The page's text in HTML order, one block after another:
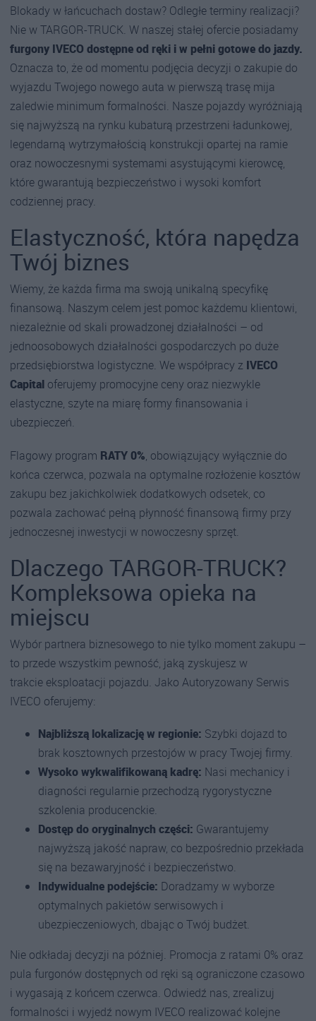
Blokady w łańcuchach dostaw? Odległe terminy realizacji?
Nie w TARGOR-TRUCK. W naszej stałej ofercie posiadamy
furgony IVECO dostępne od ręki i w pełni gotowe do jazdy.
Oznacza to, że od momentu podjęcia decyzji o zakupie do
wyjazdu Twojego nowego auta w pierwszą trasę mija
zaledwie minimum formalności. Nasze pojazdy wyróżniają
się najwyższą na rynku kubaturą przestrzeni ładunkowej,
legendarną wytrzymałością konstrukcji opartej na ramie
oraz nowoczesnymi systemami asystującymi kierowcę,
które gwarantują bezpieczeństwo i wysoki komfort
codziennej pracy.
Elastyczność, która napędza
Twój biznes
Wiemy, że każda firma ma swoją unikalną specyfikę
finansową. Naszym celem jest pomoc każdemu klientowi,
niezależnie od skali prowadzonej działalności – od
jednoosobowych działalności gospodarczych po duże
przedsiębiorstwa logistyczne. We współpracy z IVECO
Capital oferujemy promocyjne ceny oraz niezwykle
elastyczne, szyte na miarę formy finansowania i
ubezpieczeń.
Flagowy program RATY 0%, obowiązujący wyłącznie do
końca czerwca, pozwala na optymalne rozłożenie kosztów
zakupu bez jakichkolwiek dodatkowych odsetek, co
pozwala zachować pełną płynność finansową firmy przy
jednoczesnej inwestycji w nowoczesny sprzęt.
Dlaczego TARGOR-TRUCK?
Kompleksowa opieka na
miejscu
Wybór partnera biznesowego to nie tylko moment zakupu –
to przede wszystkim pewność, jaką zyskujesz w
trakcie eksploatacji pojazdu. Jako Autoryzowany Serwis
IVECO oferujemy:
Najbliższą lokalizację w regionie: Szybki dojazd to
brak kosztownych przestojów w pracy Twojej firmy.
Wysoko wykwalifikowaną kadrę: Nasi mechanicy i
diagności regularnie przechodzą rygorystyczne
szkolenia producenckie.
Dostęp do oryginalnych części: Gwarantujemy
najwyższą jakość napraw, co bezpośrednio przekłada
się na bezawaryjność i bezpieczeństwo.
Indywidualne podejście: Doradzamy w wyborze
optymalnych pakietów serwisowych i
ubezpieczeniowych, dbając o Twój budżet.
Nie odkładaj decyzji na później. Promocja z ratami 0% oraz
pula furgonów dostępnych od ręki są ograniczone czasowo
i wygasają z końcem czerwca. Odwiedź nas, zrealizuj
formalności i wyjedź nowym IVECO realizować kolejne